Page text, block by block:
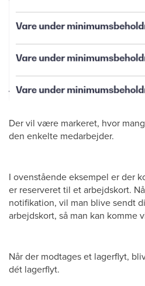
Der vil være markeret, hvor
den enkelte medarbejder.
I ovenstående eksempel er der
er reserveret til et arbejdskort.
notifikation, vil man blive sendt
arbejdskort, så man kan komme
Når der modtages et lagerflyt,
dét lagerflyt.